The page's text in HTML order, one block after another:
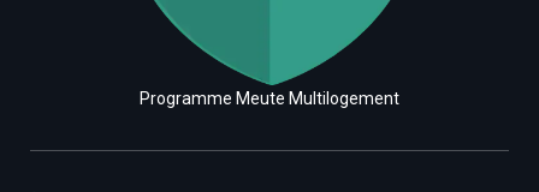
Programme Meute Multilogement